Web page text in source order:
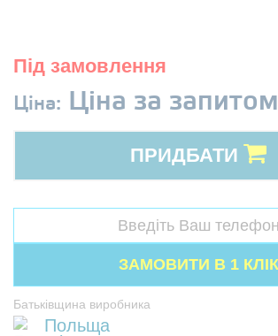
Під замовлення
Ціна: Ціна за запитом
ПРИДБАТИ
Батьківщина виробника
Польща